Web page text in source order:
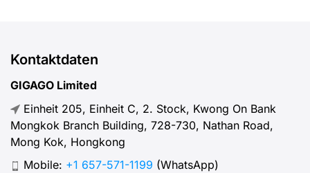
Kontaktdaten
GIGAGO Limited
Einheit 205, Einheit C, 2. Stock, Kwong On Bank
Mongkok Branch Building, 728-730, Nathan Road,
Mong Kok, Hongkong
Mobile: +1 657-571-1199 (WhatsApp)